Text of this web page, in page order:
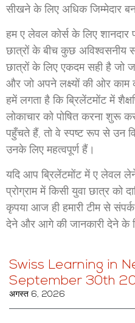
सीखने के लिए अधिक जिम्मेदार
हम ए लेवल कोर्स के लिए शानदार
छात्रों के बीच कुछ
छात्रों के लिए एकदम सही है जो
और जो अपने लक्ष्यों की ओर
हमें लगता है कि ब्रिलेंटमोंट में
लोकाचार को पोषित करना शुरू
पहुँचते हैं, तो वे स्पष्ट रूप से उन
उनके लिए महत्वपूर्ण हैं।
यदि आप ब्रिलेंटमोंट में ए लेवल लेने
प्रोग्राम में किसी युवा छात्र को
कृपया आज ही हमारी टीम से
देने और आगे की जानकारी देने के
Swiss Learning in
September 30th
अगस्त 6, 2026